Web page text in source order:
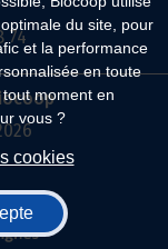
du site, pour
et la performance
en toute
moment en
vous ?
cookies
74